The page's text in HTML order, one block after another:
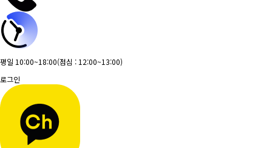
평일 10:00~18:00(점심 : 12:00~13:00)
로그인